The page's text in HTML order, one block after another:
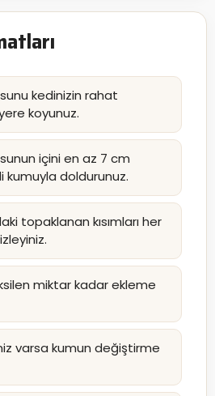
kedinizin rahat
koyunuz.
içini en az 7 cm
kumuyla doldurunuz.
topaklanan kısımları her
miktar kadar ekleme
varsa kumun değiştirme